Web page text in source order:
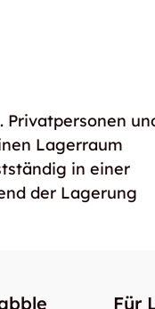
Privatpersonen
Lagerraum
in einer
der Lagerung
Für